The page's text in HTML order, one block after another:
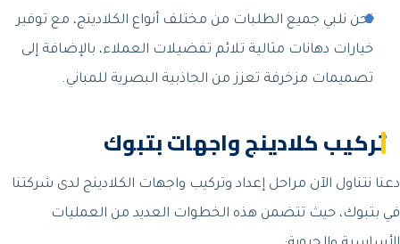
نحن نلبي جميع الطلبات من مختلف أنواع الكلادينج، مع توفير
خيارات دهانات مثالية تلائم تفضيلات العملاء، بالإضافة إلى
تصميمات مزخرفة تعزز من الجاذبية البصرية للمباني.
تركيب كلادينج واجهات بتبوك
دعنا نتناول الآن مراحل إعداد وتركيب واجهات الكلادينج لدى شركتنا
في بتبوك، حيث تتضمن هذه الخطوات العديد من العمليات